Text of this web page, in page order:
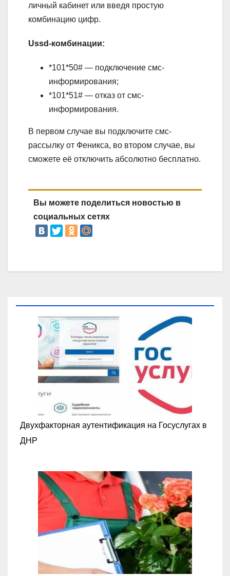
личный кабинет или введя простую
комбинацию цифр.
Ussd-комбинации:
*101*50# — подключение смс-
информирования;
*101*51# — отказ от смс-
информирования.
В первом случае вы подключите смс-
рассылку от Феникса, во втором случае, вы
сможете её отключить абсолютно бесплатно.
Вы можете поделиться новостью в
социальных сетях
Двухфакторная аутентификация на Госуслугах в
ДНР